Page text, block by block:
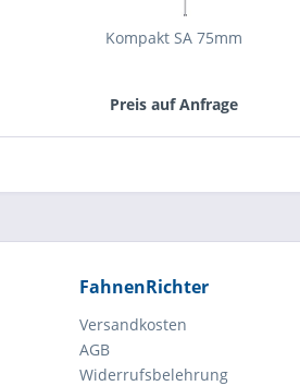
Kompakt SA 75mm
Preis auf Anfrage
FahnenRichter
Versandkosten
AGB
Widerrufsbelehrung